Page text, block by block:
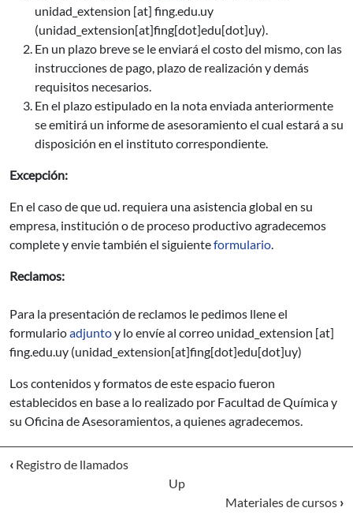
unidad_extension [at] fing.edu.uy
(unidad_extension[at]fing[dot]edu[dot]uy).
En un plazo breve se le enviará el costo del mismo, con las
instrucciones de pago, plazo de realización y demás
requisitos necesarios.
En el plazo estipulado en la nota enviada anteriormente
se emitirá un informe de asesoramiento el cual estará a su
disposición en el instituto correspondiente.
Excepción:
En el caso de que ud. requiera una asistencia global en su
empresa, institución o de proceso productivo agradecemos
complete y envie también el siguienteformulario.
Reclamos:
Para la presentación de reclamos le pedimos llene el
formularioadjuntoy lo envíe al correo unidad_extension [at]
fing.edu.uy (unidad_extension[at]fing[dot]edu[dot]uy)
Los contenidos y formatos de este espacio fueron
establecidos en base a lo realizado por Facultad de Química y
su Oficina de Asesoramientos, a quienes agradecemos.
‹ Registro de llamados
Up
Materiales de cursos ›